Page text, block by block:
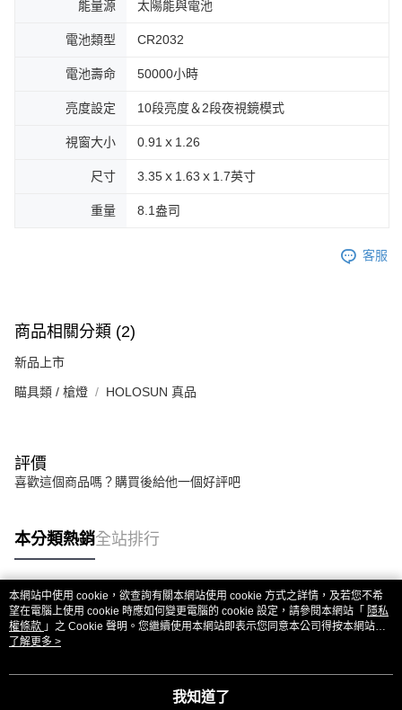
能量源 太陽能與電池
電池類型 CR2032
電池壽命 50000小時
亮度設定 10段亮度＆2段夜視鏡模式
視窗大小 0.91ｘ1.26
尺寸 3.35ｘ1.63ｘ1.7英寸
重量 8.1盎司
客服
商品相關分類 (2)
新品上市
瞄具類 / 槍燈 HOLOSUN 真品
評價
喜歡這個商品嗎？購買後給他一個好評吧
本分類熱銷全站排行
熱門標籤
本網站中使用 cookie，欲查詢有關本網站使用 cookie 方式之詳情，及若您不希
望在電腦上使用 cookie 時應如何變更電腦的 cookie 設定，請參閱本網站「 隱私
權條款 」之 Cookie 聲明。您繼續使用本網站即表示您同意本公司得按本網站使
用條款之 Cookie 聲明使用 cookie。
了解更多 >
我知道了